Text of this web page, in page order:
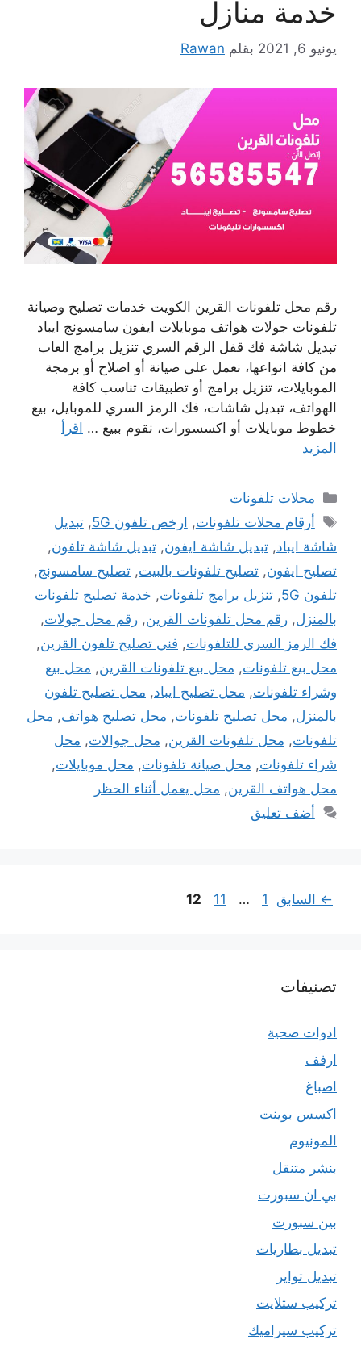
خدمة منازل
يونيو 6, 2021 بقلم Rawan
رقم محل تلفونات القرين الكويت خدمات تصليح وصيانة
تلفونات جولات هواتف موبايلات ايفون سامسونج ايباد
تبديل شاشة فك قفل الرقم السري تنزيل برامج العاب
من كافة انواعها، نعمل على صيانة أو اصلاح أو برمجة
الموبايلات، تنزيل برامج أو تطبيقات تناسب كافة
الهواتف، تبديل شاشات، فك الرمز السري للموبايل، بيع
خطوط موبايلات أو اكسسورات، نقوم ببيع … اقرأ
المزيد
التصنيفات
محلات تلفونات
الوسوم
أرقام محلات تلفونات, ارخص تلفون 5G ,تبديل
شاشة ايباد, تبديل شاشة ايفون, تبديل شاشة تلفون,
تصليح ايفون, تصليح تلفونات بالبيت, تصليح سامسونج,
تلفون 5G
, تنزيل برامج تلفونات, خدمة تصليح تلفونات
بالمنزل, رقم محل تلفونات القرين, رقم محل جولات,
فك الرمز السري للتلفونات, فني تصليح تلفون القرين,
محل بيع تلفونات, محل بيع تلفونات القرين, محل بيع
وشراء تلفونات, محل تصليح ايباد, محل تصليح تلفون
بالمنزل, محل تصليح تلفونات, محل تصليح هواتف, محل
تلفونات, محل تلفونات القرين, محل جوالات, محل
شراء تلفونات, محل صيانة تلفونات, محل موبايلات,
محل هواتف القرين, محل يعمل أثناء الحظر
أضف تعليق
← السابق Page
1
…
Page
11
Page
12
تصنيفات
ادوات صحية
ارفف
اصباغ
اكسس بوينت
المونيوم
بنشر متنقل
بي ان سبورت
بين سبورت
تبديل بطاريات
تبديل تواير
تركيب ستلايت
تركيب سيراميك